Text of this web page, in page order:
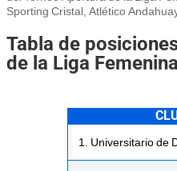
Sporting Cristal, Atlético
Tabla de
de la Liga
1. Universitario de